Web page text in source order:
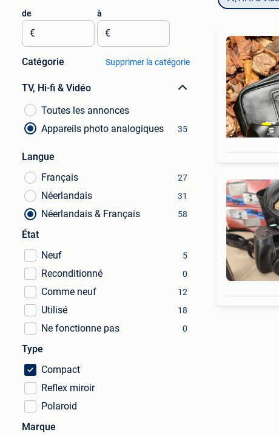
de
€
à
€
Catégorie Supprimer la catégorie
TV, Hi-fi & Vidéo
Toutes les annonces
Appareils photo analogiques
35
Langue
Français
27
Néerlandais 31
Néerlandais & Français 58
État
Neuf
5
Reconditionné 0
Comme neuf 12
Utilisé 18
Ne fonctionne pas 0
Type
Compact
Reflex miroir
Polaroid
Marque